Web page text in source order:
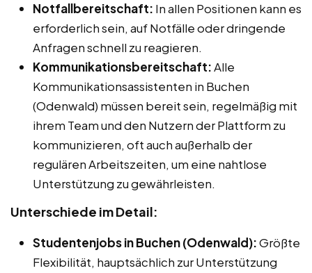
Notfallbereitschaft: In allen Positionen kann es
erforderlich sein, auf Notfälle oder dringende
Anfragen schnell zu reagieren.
Kommunikationsbereitschaft:Alle
Kommunikationsassistenten in Buchen
(Odenwald) müssen bereit sein, regelmäßig mit
ihrem Team und den Nutzern der Plattform zu
kommunizieren, oft auch außerhalb der
regulären Arbeitszeiten, um eine nahtlose
Unterstützung zu gewährleisten.
Unterschiede im Detail:
Studentenjobs in Buchen (Odenwald):Größte
Flexibilität, hauptsächlich zur Unterstützung